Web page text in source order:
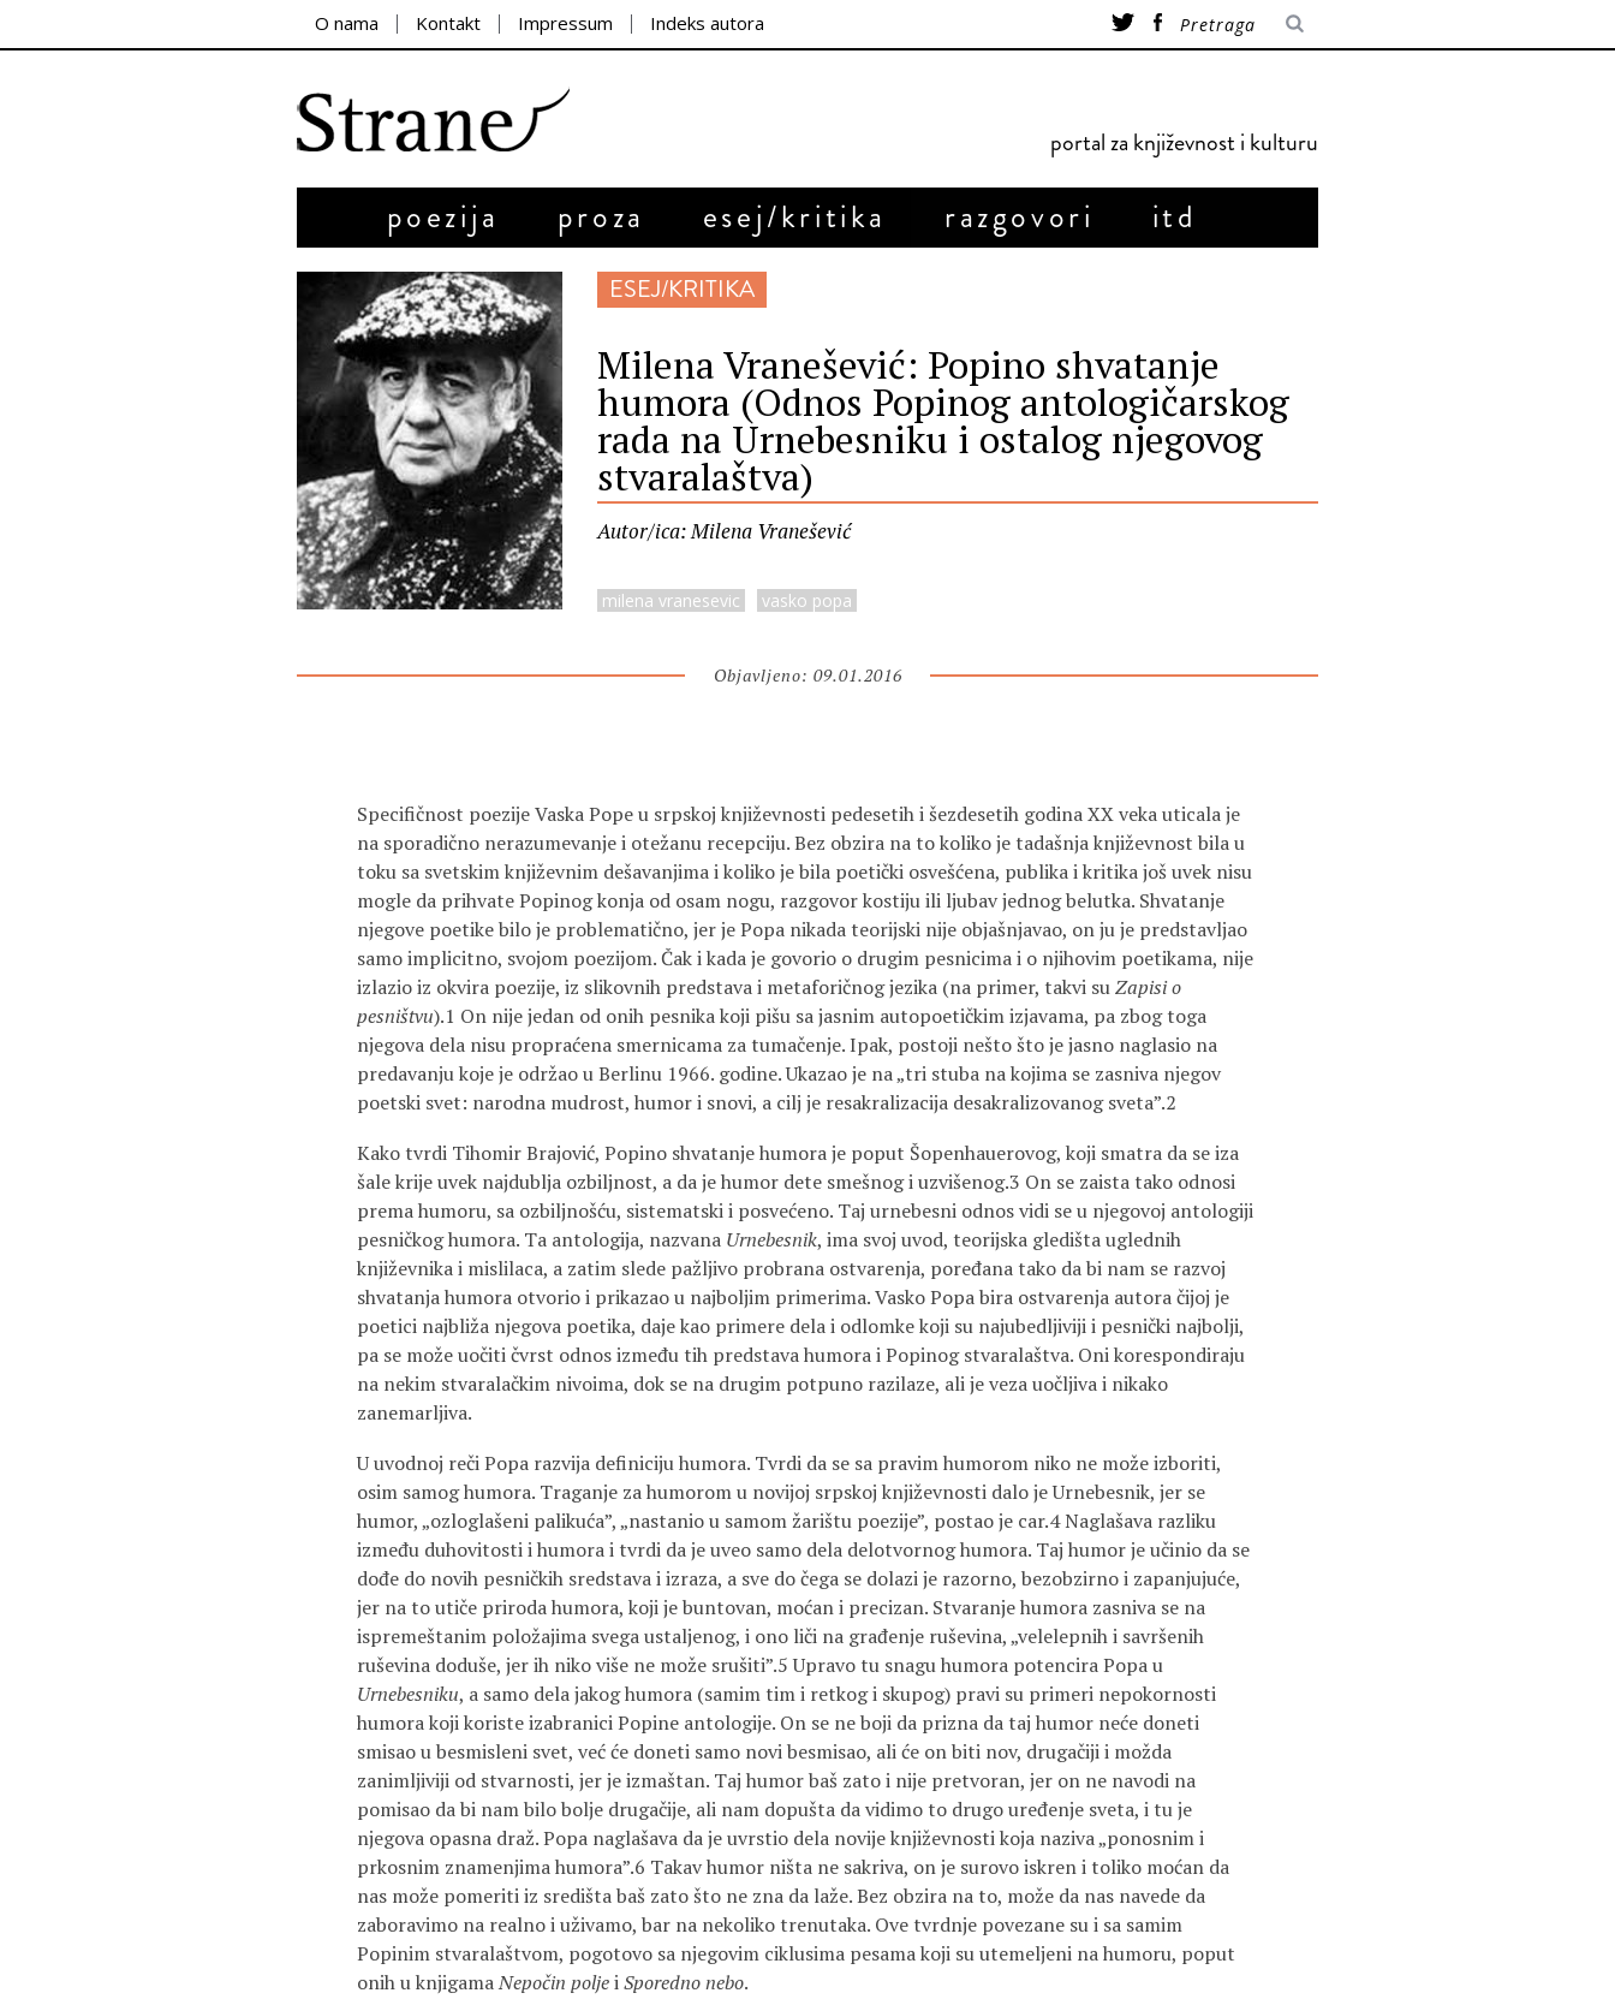
O nama Kontakt Impressum Indeks autora
portal za književnost i kulturu
poezija proza esej/kritika razgovori itd
ESEJ/KRITIKA
Milena Vranešević: Popino shvatanje
humora (Odnos Popinog antologičarskog
rada na Urnebesniku i ostalog njegovog
stvaralaštva)
Autor/ica: Milena Vranešević
milena vranesevic vasko popa
Objavljeno: 09.01.2016
Specifičnost poezije Vaska Pope u srpskoj književnosti pedesetih i šezdesetih godina XX veka uticala je
na sporadično nerazumevanje i otežanu recepciju. Bez obzira na to koliko je tadašnja književnost bila u
toku sa svetskim književnim dešavanjima i koliko je bila poetički osvešćena, publika i kritika još uvek nisu
mogle da prihvate Popinog konja od osam nogu, razgovor kostiju ili ljubav jednog belutka. Shvatanje
njegove poetike bilo je problematično, jer je Popa nikada teorijski nije objašnjavao, on ju je predstavljao
samo implicitno, svojom poezijom. Čak i kada je govorio o drugim pesnicima i o njihovim poetikama, nije
izlazio iz okvira poezije, iz slikovnih predstava i metaforičnog jezika (na primer, takvi suZapisi o
pesništvu).1 On nije jedan od onih pesnika koji pišu sa jasnim autopoetičkim izjavama, pa zbog toga
njegova dela nisu propraćena smernicama za tumačenje. Ipak, postoji nešto što je jasno naglasio na
predavanju koje je održao u Berlinu 1966. godine. Ukazao je na „tri stuba na kojima se zasniva njegov
poetski svet: narodna mudrost, humor i snovi, a cilj je resakralizacija desakralizovanog sveta”.2
Kako tvrdi Tihomir Brajović, Popino shvatanje humora je poput Šopenhauerovog, koji smatra da se iza
šale krije uvek najdublja ozbiljnost, a da je humor dete smešnog i uzvišenog.3 On se zaista tako odnosi
prema humoru, sa ozbiljnošću, sistematski i posvećeno. Taj ur­nebesni odnos vidi se u njegovoj antologiji
pesničkog humora. Ta antologija, nazvana Urnebesnik, ima svoj uvod, teorijska gledišta uglednih
književnika i mislilaca, a zatim slede pažljivo probrana ostvarenja, poređana tako da bi nam se razvoj
shvatanja humora otvorio i prikazao u najboljim primerima. Vasko Popa bira ostvarenja autora čijoj je
poetici najbliža njegova poetika, daje kao primere dela i odlomke koji su najubedljiviji i pesnički najbolji,
pa se može uočiti čvrst odnos između tih predstava humora i Popinog stvaralaštva. Oni korespondiraju
na nekim stvaralačkim nivoima, dok se na drugim potpuno razilaze, ali je veza uočljiva i nikako
zanemarljiva.
U uvodnoj reči Popa razvija definiciju humora. Tvrdi da se sa pravim humorom niko ne može izboriti,
osim samog humora. Traganje za humorom u novijoj srpskoj književnosti dalo je Urnebesnik, jer se
humor, „ozloglašeni palikuća”, „nastanio u samom žarištu poezije”, postao je car.4 Naglašava razliku
između duhovitosti i humora i tvrdi da je uveo samo dela delotvornog humora. Taj humor je učinio da se
dođe do novih pesničkih sredstava i izraza, a sve do čega se dolazi je razorno, bezobzirno i zapanjujuće,
jer na to utiče priroda humora, koji je buntovan, moćan i precizan. Stvaranje humora zasniva se na
ispremeštanim položajima svega ustaljenog, i ono liči na građenje ruševina, „velelepnih i savršenih
ruševina doduše, jer ih niko više ne može srušiti”.5 Upravo tu snagu humora potencira Popa u
Urnebesniku, a samo dela jakog humora (samim tim i retkog i skupog) pravi su primeri nepokornosti
humora koji koriste izabranici Popine antologije. On se ne boji da prizna da taj humor neće doneti
smisao u besmisleni svet, već će doneti samo novi besmisao, ali će on biti nov, drugačiji i možda
zanimljiviji od stvarnosti, jer je izmaštan. Taj humor baš zato i nije pretvoran, jer on ne navodi na
pomisao da bi nam bilo bolje drugačije, ali nam dopušta da vidimo to drugo uređenje sveta, i tu je
njegova opasna draž. Popa naglašava da je uvrstio dela novije književnosti koja naziva „ponosnim i
prkosnim znamenjima humora”.6 Takav humor ništa ne sakriva, on je surovo iskren i toliko moćan da
nas može pomeriti iz središta baš zato što ne zna da laže. Bez obzira na to, može da nas navede da
zaboravimo na realno i uživamo, bar na nekoliko trenutaka. Ove tvrdnje povezane su i sa samim
Popinim stvaralaštvom, pogotovo sa njegovim ciklusima pesama koji su utemeljeni na humoru, poput
onih u knjigamaNepočin poljeiSporedno nebo.